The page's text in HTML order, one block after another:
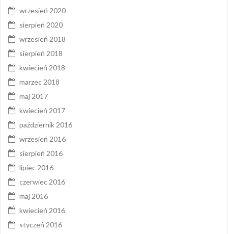
wrzesień 2020
sierpień 2020
wrzesień 2018
sierpień 2018
kwiecień 2018
marzec 2018
maj 2017
kwiecień 2017
październik 2016
wrzesień 2016
sierpień 2016
lipiec 2016
czerwiec 2016
maj 2016
kwiecień 2016
styczeń 2016